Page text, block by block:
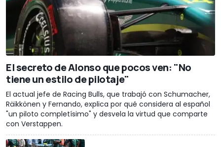
El secreto de Alonso que pocos ven: "No
tiene un estilo de pilotaje"
El actual jefe de Racing Bulls, que trabajó con Schumacher,
Räikkönen y Fernando, explica por qué considera al español
"un piloto completísimo" y desvela la virtud que comparte
con Verstappen.